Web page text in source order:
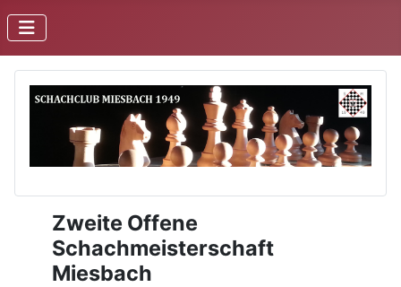
Zweite Offene
Schachmeisterschaft
Miesbach